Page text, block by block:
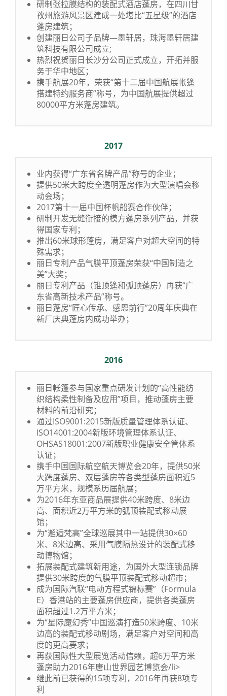
研制张拉膜结构的装配式酒店蓬房，在四川甘
孜州旅游风景区建成一处堪比“五星级”的酒店
蓬房建筑；
创建丽日公司子品牌—墨轩居，珠海墨轩居建
筑科技有限公司成立;
热烈祝贺丽日长沙分公司正式成立，开拓并服
务于华中地区；
携手航展20年，荣获“第十二届中国航展帐篷
搭建特约服务商”称号，为中国航展提供超过
80000平方米蓬房建筑。
2017
业内获得“广东省名牌产品”称号的企业；
提供50米大跨度全透明蓬房作为大型演唱会移
动会场；
2017第十一届中国杯帆船赛合作伙伴；
研制开发无缝衔接的模方蓬房系列产品，并获
得国家专利；
推出60米球形蓬房，满足客户对超大空间的特
殊需求；
丽日专利产品气膜平顶蓬房荣获“中国制造之
美”大奖；
丽日专利产品（锥顶篷和弧顶蓬房）再获“广
东省高新技术产品”称号。
丽日蓬房“匠心传承、感恩前行”20周年庆典在
新厂庆典蓬房内成功举办；
2016
丽日帐篷参与国家重点研发计划的“高性能纺
织结构柔性制备及应用”项目，推动蓬房主要
材料的前沿研究；
通过ISO9001:2015新版质量管理体系认证、
ISO14001:2004新版环境管理体系认证、
OHSAS18001:2007新版职业健康安全管体系
认证；
携手中国国际航空航天博览会20年，提供50米
大跨度蓬房、双层蓬房等各类型蓬房面积近5
万平方米，规模系历届航展；
为2016年东亚商品展提供40米跨度、8米边
高、面积近2万平方米的弧顶装配式移动展
馆；
为“邂逅梵高”全球巡展其中一站提供30×60
米、8米边高、采用气膜隔热设计的装配式移
动博物馆；
拓展装配式建筑新用途，为国外大型连锁品牌
提供30米跨度的气膜平顶装配式移动超市；
成为国际汽联“电动方程式锦标赛”（Formula
E）香港站的主要蓬房供应商，提供各类蓬房
面积超过1.2万平方米；
为“星际魔幻秀”中国巡演打造50米跨度、10米
边高的装配式移动剧场，满足客户对空间和高
度的更高要求；
再获国际性大型展览活动信赖，超6万平方米
蓬房助力2016年唐山世界园艺博览会/li>
继此前已获得的15项专利，2016年再获8项专
利